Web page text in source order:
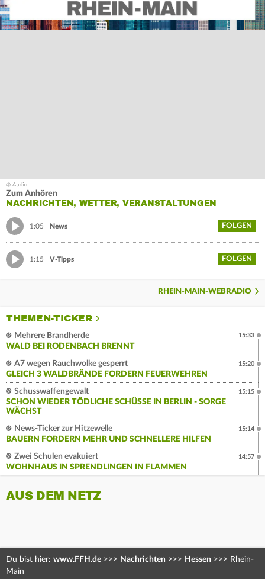
Zum Anhören
NACHRICHTEN, WETTER, VERANSTALTUNGEN
1:05 News FOLGEN
1:15 V-Tipps FOLGEN
RHEIN-MAIN-WEBRADIO
THEMEN-TICKER
Mehrere Brandherde
WALD BEI RODENBACH BRENNT
15:33
A7 wegen Rauchwolke gesperrt
GLEICH 3 WALDBRÄNDE FORDERN FEUERWEHREN
15:20
Schusswaffengewalt
SCHON WIEDER TÖDLICHE SCHÜSSE IN BERLIN - SORGE
WÄCHST
15:15
News-Ticker zur Hitzewelle
BAUERN FORDERN MEHR UND SCHNELLERE HILFEN
15:14
Zwei Schulen evakuiert
WOHNHAUS IN SPRENDLINGEN IN FLAMMEN
14:57
AUS DEM NETZ
Du bist hier: www.FFH.de >>> Nachrichten >>> Hessen >>> Rhein-
Main